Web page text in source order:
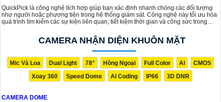
QuickPick là công nghệ tích hợp giúp bạn xác định nhanh chóng các đối tượng
như người hoặc phương tiện trong hệ thống giám sát. Công nghệ này tối ưu hóa
quá trình tìm kiếm các sự kiện liên quan, tiết kiệm thời gian và công sức trong
CAMERA NHẬN DIỆN KHUÔN MẶT
Mic Và Loa Dual Light 78° Hồng Ngoại Full Color AI
CMOS
Xoay 360
Speed Dome AI Coding IP66 3D DNR
CAMERA DOME